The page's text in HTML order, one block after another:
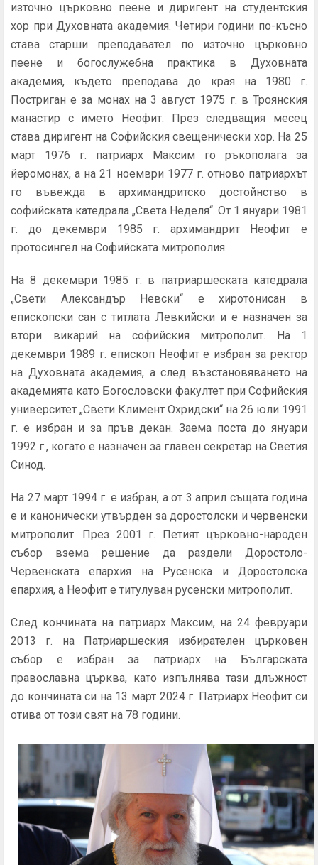
източно църковно пеене и диригент на студентския
хор при Духовната академия. Четири години по-късно
става старши преподавател по източно църковно
пеене и богослужебна практика в Духовната
академия, където преподава до края на 1980 г.
Постриган е за монах на 3 август 1975 г. в Троянския
манастир с името Неофит. През следващия месец
става диригент на Софийския свещенически хор. На 25
март 1976 г. патриарх Максим го ръкополага за
йеромонах, а на 21 ноември 1977 г. отново патриархът
го въвежда в архимандритско достойнство в
софийската катедрала „Света Неделя“. От 1 януари 1981
г. до декември 1985 г. архимандрит Неофит е
протосингел на Софийската митрополия.
На 8 декември 1985 г. в патриаршеската катедрала
„Свети Александър Невски“ е хиротонисан в
епископски сан с титлата Левкийски и е назначен за
втори викарий на софийския митрополит. На 1
декември 1989 г. епископ Неофит е избран за ректор
на Духовната академия, а след възстановяването на
академията като Богословски факултет при Софийския
университет „Свети Климент Охридски“ на 26 юли 1991
г. е избран и за пръв декан. Заема поста до януари
1992 г., когато е назначен за главен секретар на Светия
Синод.
На 27 март 1994 г. е избран, а от 3 април същата година
е и канонически утвърден за доростолски и червенски
митрополит. През 2001 г. Петият църковно-народен
събор взема решение да раздели Доростоло-
Червенската епархия на Русенска и Доростолска
епархия, а Неофит е титулуван русенски митрополит.
След кончината на патриарх Максим, на 24 февруари
2013 г. на Патриаршеския избирателен църковен
събор е избран за патриарх на Българската
православна църква, като изпълнява тази длъжност
до кончината си на 13 март 2024 г. Патриарх Неофит си
отива от този свят на 78 години.